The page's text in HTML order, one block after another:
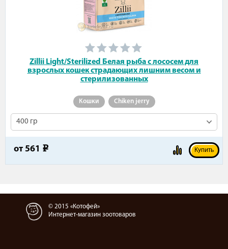
Zillii Light/Sterilized Белая рыба с лососем для
взрослых кошек страдающих лишним весом и
стерилизованных
Кошки Chiken jerry
400 гр
от 561 e Купить
© 2015 «Котофей»
Интернет-магазин зоотоваров